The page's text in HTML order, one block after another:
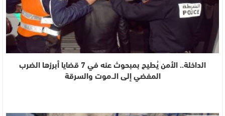
الداخلة.. الأمن يُطيح بمبحوث عنه في 7 قضايا أبرزها الضرب
المفضي إلى الـ.موت والسرقة